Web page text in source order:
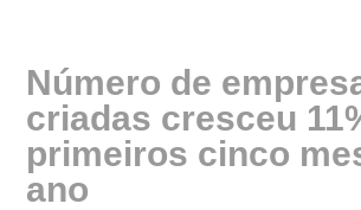
Número de
criadas cresceu
primeiros cinco
ano